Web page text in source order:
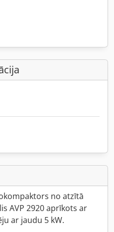
no atzītā
AVP 2920 aprīkots ar
ar jaudu 5 kW.